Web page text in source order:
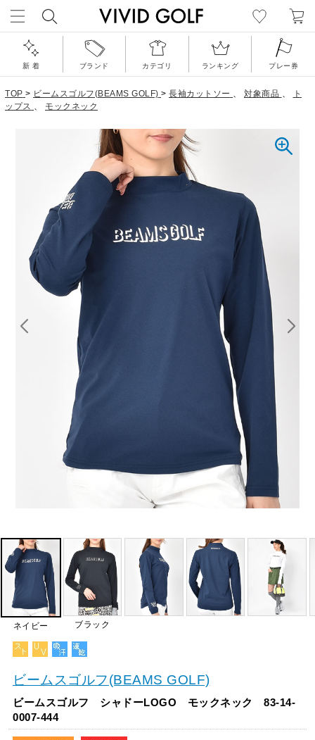
新 着 ブランド カテゴリ ランキング プレー券
TOP > ビームスゴルフ(BEAMS GOLF) > 長袖カットソー 、 対象商品 、
ト
ップス 、 モックネック
ネイビー ブラック
ビームスゴルフ(BEAMS GOLF)
ビームスゴルフ シャドーLOGO モックネック 83-14-
0007-444